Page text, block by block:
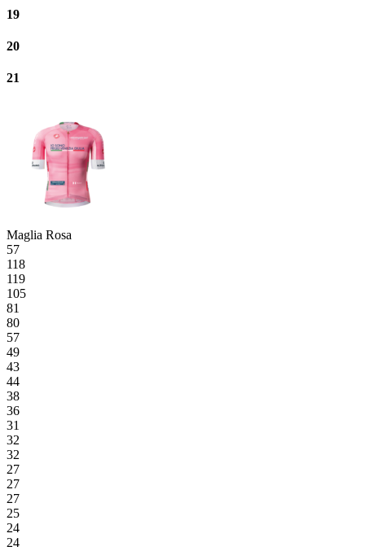
19
20
21
Maglia Rosa
57
118
119
105
81
80
57
49
43
44
38
36
31
32
32
27
27
27
25
24
24